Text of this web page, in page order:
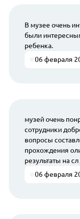
В музее очень
были
ребенка.
06 февраля
музей очень
сотрудники
вопросы
прохождения
результаты на
06 февраля